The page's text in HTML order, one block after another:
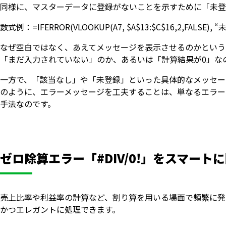
同様に、マスターデータに登録がないことを示すために「未
数式例：=IFERROR(VLOOKUP(A7, $A$13:$C$16,2,FALSE), “
なぜ空白ではなく、あえてメッセージを表示させるのかとい
「まだ入力されていない」のか、あるいは「計算結果が0」
一方で、「該当なし」や「未登録」といった具体的なメッセ
のように、エラーメッセージを工夫することは、単なるエラ
手法なのです。
ゼロ除算エラー「#DIV/0!」をスマート
売上比率や利益率の計算など、割り算を用いる場面で頻繁に
かつエレガントに処理できます。